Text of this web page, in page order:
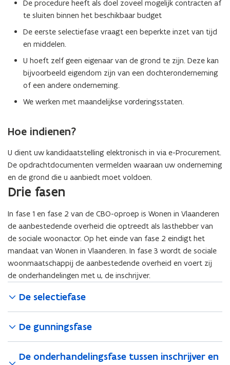
n
t
e
)
De procedure heeft als doel zoveel mogelijk contracten af
te sluiten binnen het beschikbaar budget
De eerste selectiefase vraagt een beperkte inzet van tijd
en middelen.
U hoeft zelf geen eigenaar van de grond te zijn. Deze kan
bijvoorbeeld eigendom zijn van een dochteronderneming
of een andere onderneming.
We werken met maandelijkse vorderingsstaten.
Hoe indienen?
U dient uw kandidaatstelling elektronisch in via e-Procurement.
De opdrachtdocumenten vermelden waaraan uw onderneming
en de grond die u aanbiedt moet voldoen.
Drie fasen
In fase 1 en fase 2 van de CBO-oproep is Wonen in Vlaanderen
de aanbestedende overheid die optreedt als lasthebber van
de sociale woonactor. Op het einde van fase 2 eindigt het
mandaat van Wonen in Vlaanderen. In fase 3 wordt de sociale
woonmaatschappij de aanbestedende overheid en voert zij
de onderhandelingen met u, de inschrijver.
De selectiefase
De gunningsfase
De onderhandelingsfase tussen inschrijver en